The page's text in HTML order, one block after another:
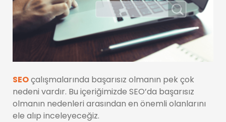
SEOçalışmalarında başarısız olmanın pek çok
nedeni vardır. Bu içeriğimizde SEO’da başarısız
olmanın nedenleri arasından en önemli olanlarını
ele alıp inceleyeceğiz.